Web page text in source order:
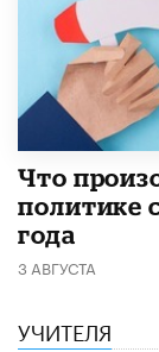
​Что
политике
года
3 АВГУСТА
УЧИТЕЛЯ